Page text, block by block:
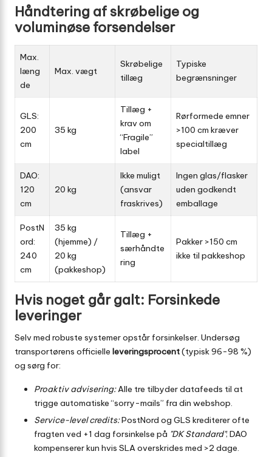
Håndtering af skrøbelige og
voluminøse forsendelser
Max.
læng
de
Max. vægt
Skrøbelige
tillæg
Typiske
begrænsninger
GLS:
200
cm
35 kg
Tillæg +
krav om
“Fragile”
label
Rørformede emner
>100 cm kræver
specialtillæg
DAO:
120
cm
20 kg
Ikke muligt
(ansvar
fraskrives)
Ingen glas/flasker
uden godkendt
emballage
PostN
ord:
240
cm
35 kg
(hjemme) /
20 kg
(pakkeshop)
Tillæg +
særhåndte
ring
Pakker >150 cm
ikke til pakkeshop
Hvis noget går galt: Forsinkede
leveringer
Selv med robuste systemer opstår forsinkelser. Undersøg
transportørens officielle leveringsprocent(typisk 96-98 %)
og sørg for:
Proaktiv advisering:Alle tre tilbyder datafeeds til at
trigge automatiske “sorry-mails” fra din webshop.
Service-level credits:PostNord og GLS krediterer ofte
fragten ved +1 dag forsinkelse på DK Standard ; DAO
kompenserer kun hvis SLA overskrides med >2 dage.